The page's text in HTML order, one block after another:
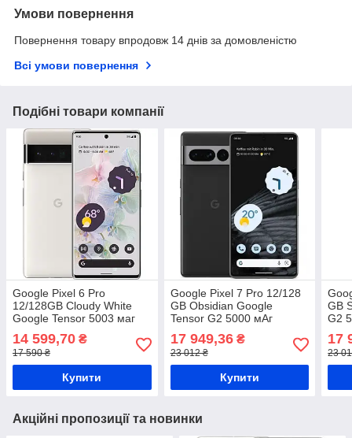
Умови повернення
Повернення товару впродовж 14 днів за домовленістю
Всі умови повернення
Подібні товари компанії
Google Pixel 6 Pro
12/128GB Cloudy White
Google Tensor 5003 маг
14 599,70 ₴
17 590 ₴
Купити
Google Pixel 7 Pro 12/128
GB Obsidian Google
Tensor G2 5000 мАг
17 949,36₴
23 012 ₴
Купити
GB
G2
17
23
Акційні пропозиції та новинки